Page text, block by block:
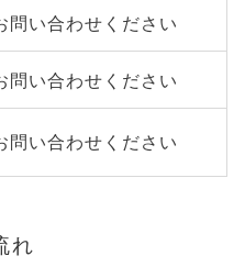
問い合わせください
問い合わせください
問い合わせください
れ